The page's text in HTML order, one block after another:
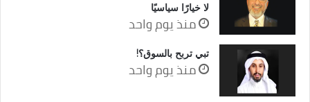
لا خيارًا سياسيًا
منذ يوم واحد
تبي تربح بالسوق؟!
منذ يوم واحد